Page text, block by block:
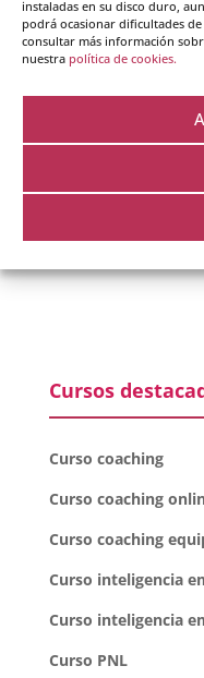
instaladas en su disco duro,
podrá ocasionar dificultades
consultar más información
nuestra política de cookies.
Guarda mi
Cursos
Curso coaching
Curso coaching
Curso coaching
Curso inteligencia
Curso inteligencia
Curso PNL